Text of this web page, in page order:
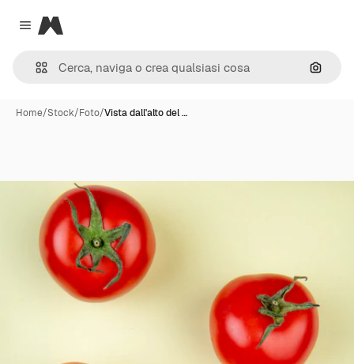
Close menu
Magnific
Cerca
Home/Stock/Foto/Vista dall'alto del …